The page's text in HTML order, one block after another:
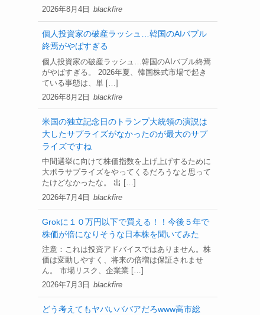
2026年8月4日
blackfire
個人投資家の破産ラッシュ…韓国のAIバブル
終焉がやばすぎる
2026年8月2日
個人投資家の破産ラッシュ…韓国のAIバブル終焉
がやばすぎる。 2026年夏、韓国株式市場で起き
ている事態は、単 […]
blackfire
米国の独立記念日のトランプ大統領の演説は
大したサプライズがなかったのが最大のサプ
ライズですね
2026年7月4日
中間選挙に向けて株価指数を上げ上げするために
大ボラサプライズをやってくるだろうなと思って
たけどなかったな。 出 […]
blackfire
Grokに１０万円以下で買える！！今後５年で
株価が倍になりそうな日本株を聞いてみた
2026年7月3日
注意：これは投資アドバイスではありません。株
価は変動しやすく、将来の倍増は保証されませ
ん。 市場リスク、企業業 […]
blackfire
どう考えてもヤバいババアだろwww高市総